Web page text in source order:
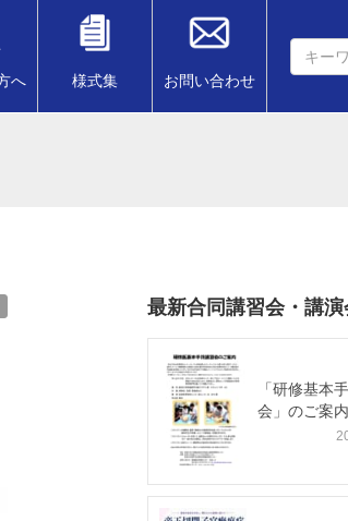
へ 様式集 お問い合わせ
最新合同講習会・講演
「研修基本
会」のご案内